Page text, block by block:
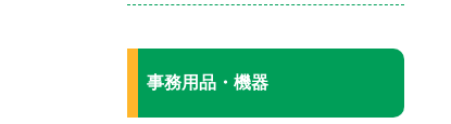
事務用品・機器